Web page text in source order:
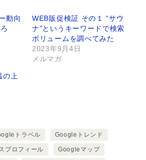
動向
WEB販促検証 その１ “サウ
ナ”というキーワードで検索
ボリュームを調べてみた
2023年9月4日
メルマガ
の上
トラベル Googleトレンド
プロフィール Googleマップ